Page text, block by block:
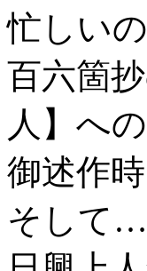
忙しい
百六箇
人】へ
御述作
そして…